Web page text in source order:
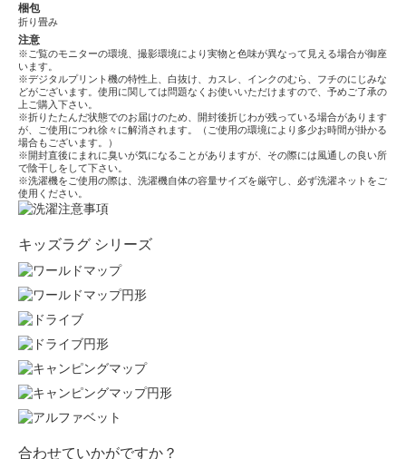
梱包
折り畳み
注意
※ご覧のモニターの環境、撮影環境により実物と色味が異なって見える場合が御座
います。
※デジタルプリント機の特性上、白抜け、カスレ、インクのむら、フチのにじみな
どがございます。使用に関しては問題なくお使いいただけますので、予めご了承の
上ご購入下さい。
※折りたたんだ状態でのお届けのため、開封後折じわが残っている場合があります
が、ご使用につれ徐々に解消されます。（ご使用の環境により多少お時間が掛かる
場合もございます。）
※開封直後にまれに臭いが気になることがありますが、その際には風通しの良い所
で陰干しをして下さい。
※洗濯機をご使用の際は、洗濯機自体の容量サイズを厳守し、必ず洗濯ネットをご
使用ください。
キッズラグ シリーズ
合わせていかがですか？